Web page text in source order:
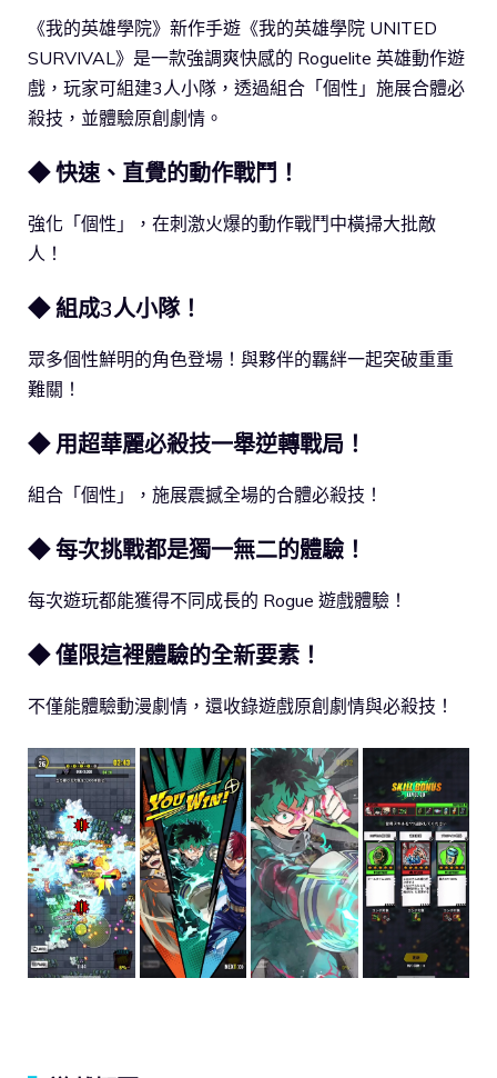
《我的英雄學院》新作手遊《我的英雄學院 UNITED
SURVIVAL》是一款強調爽快感的 Roguelite 英雄動作遊
戲，玩家可組建3人小隊，透過組合「個性」施展合體必
殺技，並體驗原創劇情。
◆ 快速、直覺的動作戰鬥！
強化「個性」，在刺激火爆的動作戰鬥中橫掃大批敵
人！
◆ 組成3人小隊！
眾多個性鮮明的角色登場！與夥伴的羈絆一起突破重重
難關！
◆ 用超華麗必殺技一舉逆轉戰局！
組合「個性」，施展震撼全場的合體必殺技！
◆ 每次挑戰都是獨一無二的體驗！
每次遊玩都能獲得不同成長的 Rogue 遊戲體驗！
◆ 僅限這裡體驗的全新要素！
不僅能體驗動漫劇情，還收錄遊戲原創劇情與必殺技！